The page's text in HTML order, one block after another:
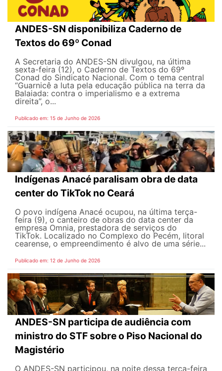
ANDES-SN disponibiliza Caderno de
Textos do 69º Conad
A Secretaria do ANDES-SN divulgou, na última
sexta-feira (12), o Caderno de Textos do 69º
Conad do Sindicato Nacional. Com o tema central
“Guarnicê a luta pela educação pública na terra da
Balaiada: contra o imperialismo e a extrema
direita”, o...
Publicado em: 15 de Junho de 2026
Indígenas Anacé paralisam obra de data
center do TikTok no Ceará
O povo indígena Anacé ocupou, na última terça-
feira (9), o canteiro de obras do data center da
empresa Omnia, prestadora de serviços do
TikTok. Localizado no Complexo do Pecém, litoral
cearense, o empreendimento é alvo de uma série...
Publicado em: 12 de Junho de 2026
ANDES-SN participa de audiência com
ministro do STF sobre o Piso Nacional do
Magistério
O ANDES-SN participou, na noite dessa terça-feira